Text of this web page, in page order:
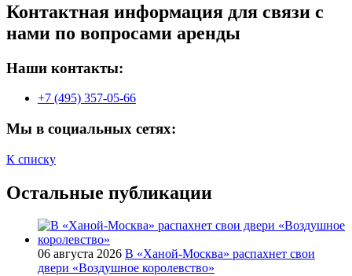
Контактная информация для связи с
нами по вопросами аренды
Наши контакты:
+7 (495) 357-05-66
Мы в социальных сетях:
К списку
Остальные публикации
06 августа 2026 В «Ханой-Москва» распахнет свои
двери «Воздушное королевство»